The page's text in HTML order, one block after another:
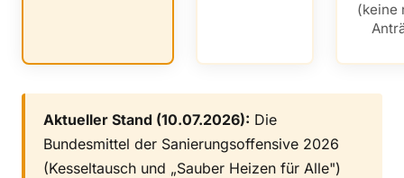
(keine
Aktueller Stand (10.07.2026): Die
Bundesmittel der Sanierungsoffensive 2026
(Kesseltausch und „Sauber Heizen für Alle")